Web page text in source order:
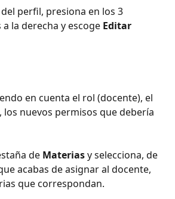
perfil, presiona en los 3
la derecha y escoge Editar
en cuenta el rol (docente), el
los nuevos permisos que debería
de Materias y selecciona, de
acabas de asignar al docente,
que correspondan.